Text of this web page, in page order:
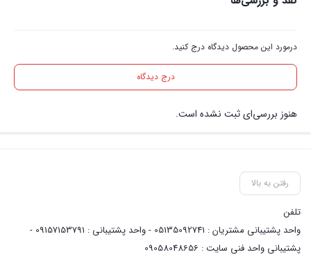
درمورد این محصول دیدگاه درج کنید.
درج دیدگاه
هنوز بررسی‌ای ثبت نشده است.
رفتن به بالا
تلفن
واحد پشتیبانی مشتریان : 05135092741 - واحد پشتیبانی : 09157153791 -
پشتیبانی واحد فنی سایت : 09058048656